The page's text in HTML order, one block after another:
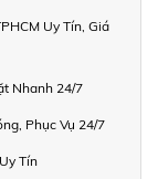
Uy Tín, Giá
Nhanh 24/7
Phục Vụ 24/7
Tín